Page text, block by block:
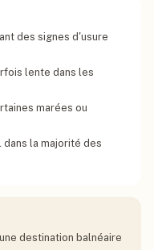
des signes d'usure
lente dans les
marées ou
la majorité des
destination balnéaire